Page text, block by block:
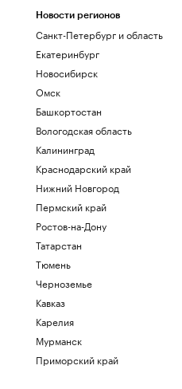
Новости регионов
Санкт-Петербург и область
Екатеринбург
Новосибирск
Омск
Башкортостан
Вологодская область
Калининград
Краснодарский край
Нижний Новгород
Пермский край
Ростов-на-Дону
Татарстан
Тюмень
Черноземье
Кавказ
Карелия
Мурманск
Приморский край